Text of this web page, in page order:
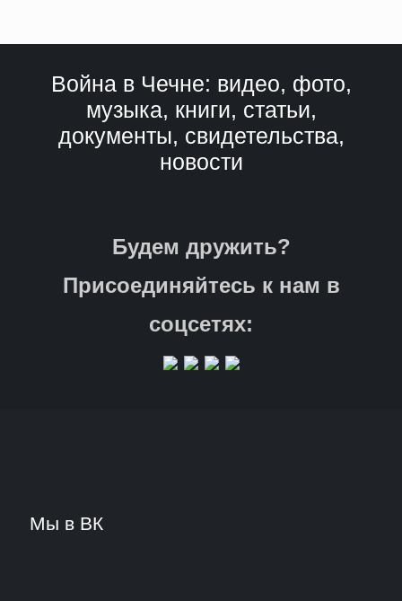
Война в Чечне: видео, фото,
музыка, книги, статьи,
документы, свидетельства,
новости
Будем дружить?
Присоединяйтесь к нам в
соцсетях:
Мы в ВК